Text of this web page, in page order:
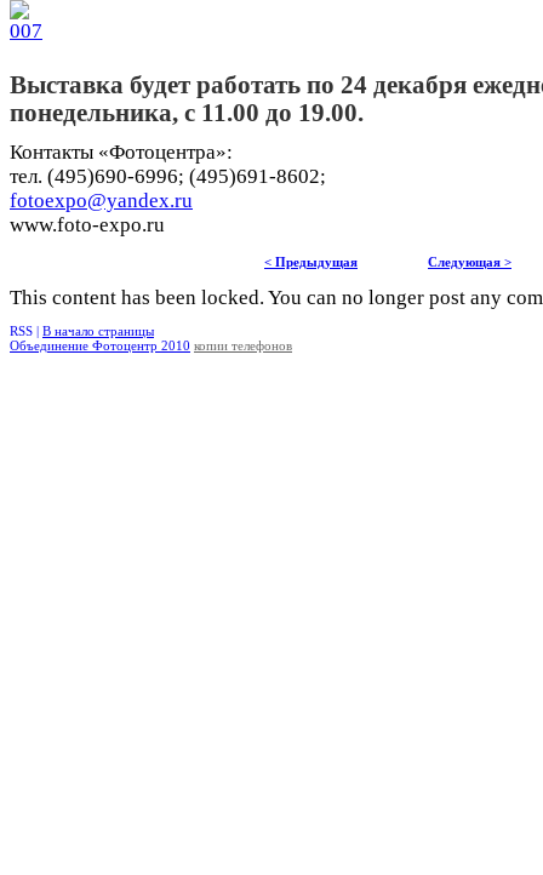
Выставка будет работать по 24 декабря
понедельника, с 11.00 до 19.00.
Контакты «Фотоцентра»:
тел. (495)690-6996; (495)691-8602;
fotoexpo@yandex.ru
www.foto-expo.ru
< Предыдущая Следующая >
This content has been locked. You can no longer post any
RSS | В начало страницы
Объединение Фотоцентр 2010 копии телефонов